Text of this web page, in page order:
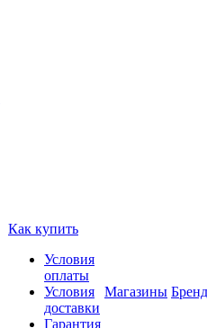
Как купить
Условия
оплаты
Условия
доставки
Гарантия
Магазины